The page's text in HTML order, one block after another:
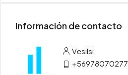
Información de contacto
Vesilsi
+56978070277